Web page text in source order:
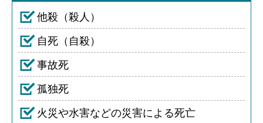
他殺（殺人）
自死（自殺）
事故死
孤独死
火災や水害などの災害による死亡